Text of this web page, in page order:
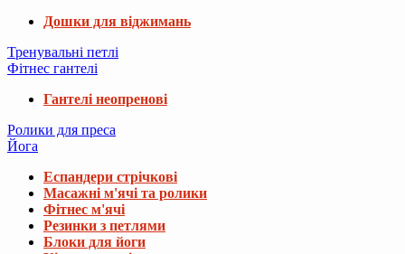
Дошки для віджимань
Тренувальні петлі
Фітнес гантелі
Гантелі неопренові
Ролики для преса
Йога
Еспандери стрічкові
Масажні м'ячі та ролики
Фітнес м'ячі
Резинки з петлями
Блоки для йоги